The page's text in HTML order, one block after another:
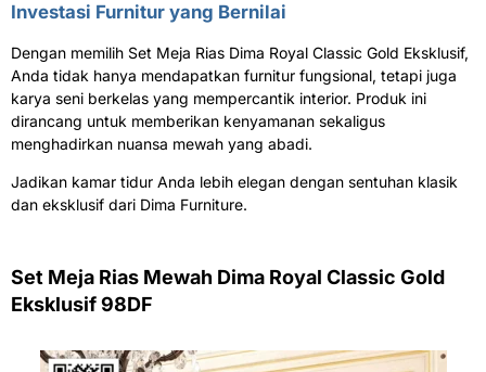
Investasi Furnitur yang Bernilai
Dengan memilih Set Meja Rias Dima Royal Classic Gold Eksklusif,
Anda tidak hanya mendapatkan furnitur fungsional, tetapi juga
karya seni berkelas yang mempercantik interior. Produk ini
dirancang untuk memberikan kenyamanan sekaligus
menghadirkan nuansa mewah yang abadi.
Jadikan kamar tidur Anda lebih elegan dengan sentuhan klasik
dan eksklusif dari Dima Furniture.
Set Meja Rias Mewah Dima Royal Classic Gold
Eksklusif 98DF